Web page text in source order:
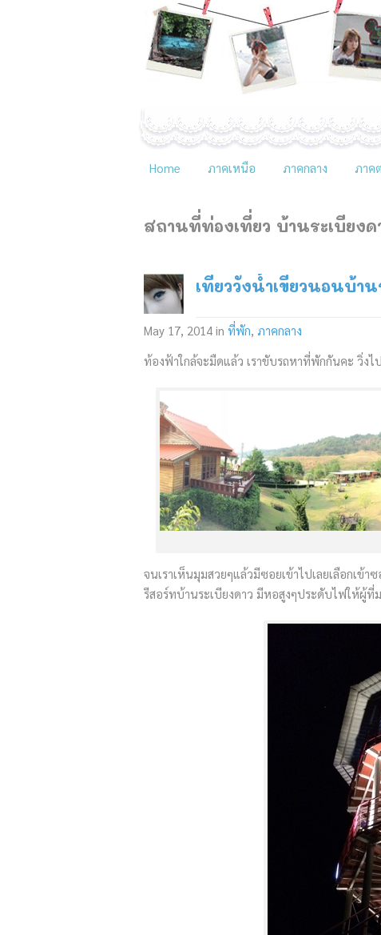
Home ภาคเหนือ ภาคกลาง ภาค
สถานที่ท่องเที่ยว บ้านระเบียงด
เที่ยววังน้ำเขียวนอนบ้าน
May 17, 2014 in ที่พัก, ภาคกลาง
ท้องฟ้าใกล้จะมืดแล้ว เราขับรถหาที่พักกันคะ วิ่ง
จนเราเห็นมุมสวยๆแล้วมีซอยเข้าไปเลยเลือกเข้
รีสอร์ทบ้านระเบียงดาว มีหอสูงๆประดับไฟให้ผู้ที่